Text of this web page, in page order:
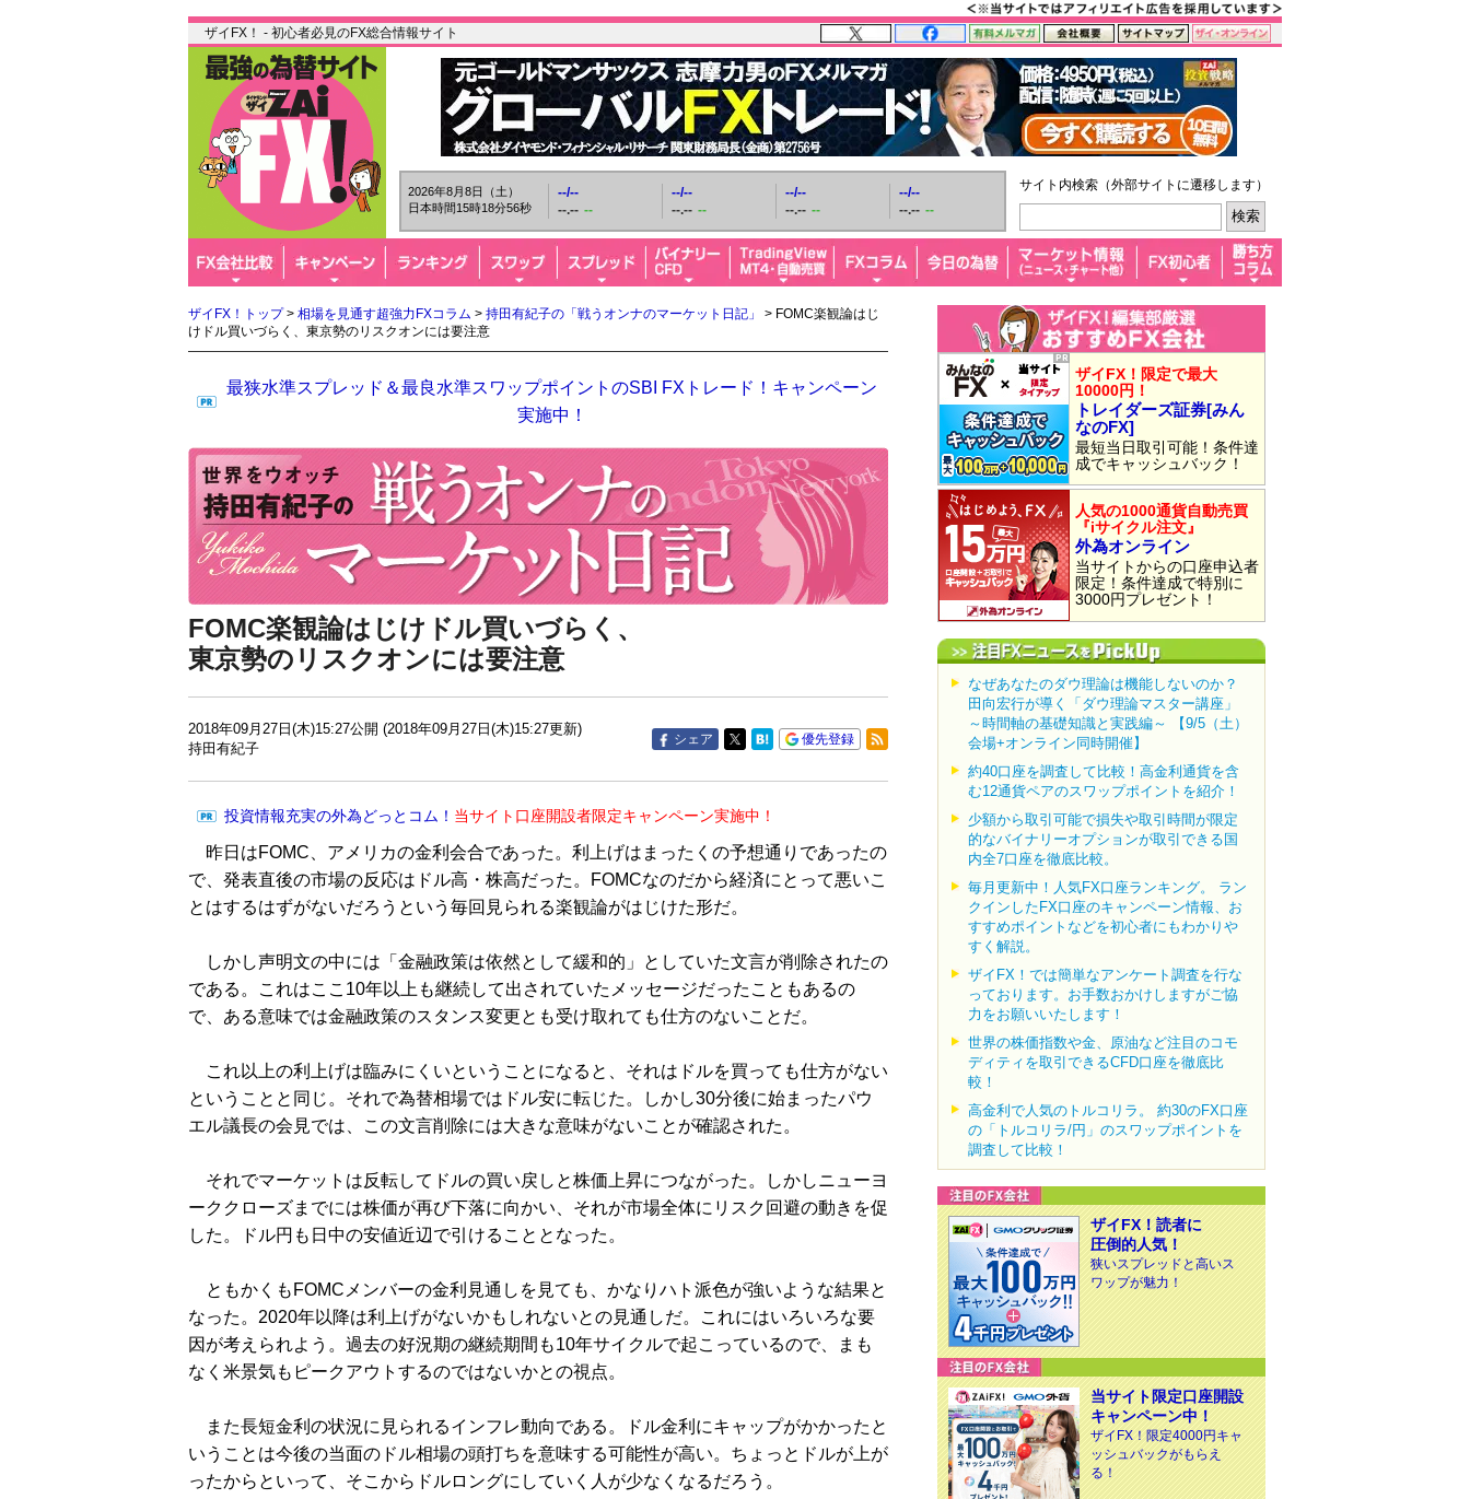
ザイFX！ - 初心者必見のFX総合情報サイト
2026年8月8日（土）
日本時間15時18分57秒
--/--
--.-- --
--/--
--.-- --
--/--
--.-- --
--/--
--.-- --
サイト内検索（外部サイトに遷移します）
ザイFX！トップ> 相場を見通す超強力FXコラム > 持田有紀子の「戦うオンナのマーケット日記」
> FOMC楽観論はじ
けドル買いづらく、東京勢のリスクオンには要注意
最狭水準スプレッド＆最良水準スワップポイントのSBI FXトレード！キャンペーン
実施中！
FOMC楽観論はじけドル買いづらく、
東京勢のリスクオンには要注意
2018年09月27日(木)15:27公開 (2018年09月27日(木)15:27更新)
持田有紀子
シェア 優先登録
投資情報充実の外為どっとコム！ 当サイト口座開設者限定キャンペーン実施中！
昨日はFOMC、アメリカの金利会合であった。利上げはまったくの予想通りであったの
で、発表直後の市場の反応はドル高・株高だった。FOMCなのだから経済にとって悪いこ
とはするはずがないだろうという毎回見られる楽観論がはじけた形だ。
しかし声明文の中には「金融政策は依然として緩和的」としていた文言が削除されたの
である。これはここ10年以上も継続して出されていたメッセージだったこともあるの
で、ある意味では金融政策のスタンス変更とも受け取れても仕方のないことだ。
これ以上の利上げは臨みにくいということになると、それはドルを買っても仕方がない
ということと同じ。それで為替相場ではドル安に転じた。しかし30分後に始まったパウ
エル議長の会見では、この文言削除には大きな意味がないことが確認された。
それでマーケットは反転してドルの買い戻しと株価上昇につながった。しかしニューヨ
ーククローズまでには株価が再び下落に向かい、それが市場全体にリスク回避の動きを促
した。ドル円も日中の安値近辺で引けることとなった。
ともかくもFOMCメンバーの金利見通しを見ても、かなりハト派色が強いような結果と
なった。2020年以降は利上げがないかもしれないとの見通しだ。これにはいろいろな要
因が考えられよう。過去の好況期の継続期間も10年サイクルで起こっているので、まも
なく米景気もピークアウトするのではないかとの視点。
また長短金利の状況に見られるインフレ動向である。ドル金利にキャップがかかったと
いうことは今後の当面のドル相場の頭打ちを意味する可能性が高い。ちょっとドルが上が
ったからといって、そこからドルロングにしていく人が少なくなるだろう。
ザイFX！限定で最大
10000円！
トレイダーズ証券[みん
なのFX]
最短当日取引可能！条件達
成でキャッシュバック！
人気の1000通貨自動売買
『iサイクル注文』
外為オンライン
当サイトからの口座申込者
限定！条件達成で特別に
3000円プレゼント！
なぜあなたのダウ理論は機能しないのか？
田向宏行が導く「ダウ理論マスター講座」
～時間軸の基礎知識と実践編～ 【9/5（土）
会場+オンライン同時開催】
約40口座を調査して比較！高金利通貨を含
む12通貨ペアのスワップポイントを紹介！
少額から取引可能で損失や取引時間が限定
的なバイナリーオプションが取引できる国
内全7口座を徹底比較。
毎月更新中！人気FX口座ランキング。 ラン
クインしたFX口座のキャンペーン情報、お
すすめポイントなどを初心者にもわかりや
すく解説。
ザイFX！では簡単なアンケート調査を行な
っております。お手数おかけしますがご協
力をお願いいたします！
世界の株価指数や金、原油など注目のコモ
ディティを取引できるCFD口座を徹底比
較！
高金利で人気のトルコリラ。 約30のFX口座
の「トルコリラ/円」のスワップポイントを
調査して比較！
ザイFX！読者に
圧倒的人気！
狭いスプレッドと高いス
ワップが魅力！
当サイト限定口座開設
キャンペーン中！
ザイFX！限定4000円キャ
ッシュバックがもらえ
る！